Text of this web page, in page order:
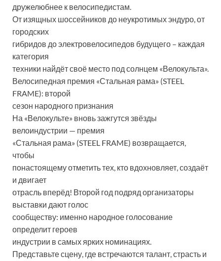
дружелюбнее к велосипедистам.
От изящных шоссейников до неукротимых эндуро, от
городских
гибридов до электровелосипедов будущего – каждая
категория
техники найдёт своё место под солнцем «Велокульта».
Велосипедная премия «Стальная рама» (STEEL
FRAME): второй
сезон народного признания
На «Велокульте» вновь зажгутся звёзды
велоиндустрии — премия
«Стальная рама» (STEEL FRAME) возвращается,
чтобы
понастоящему отметить тех, кто вдохновляет, создаёт
и двигает
отрасль вперёд! Второй год подряд организаторы
выставки дают голос
сообществу: именно народное голосование
определит героев
индустрии в самых ярких номинациях.
Представьте сцену, где встречаются талант, страсть и